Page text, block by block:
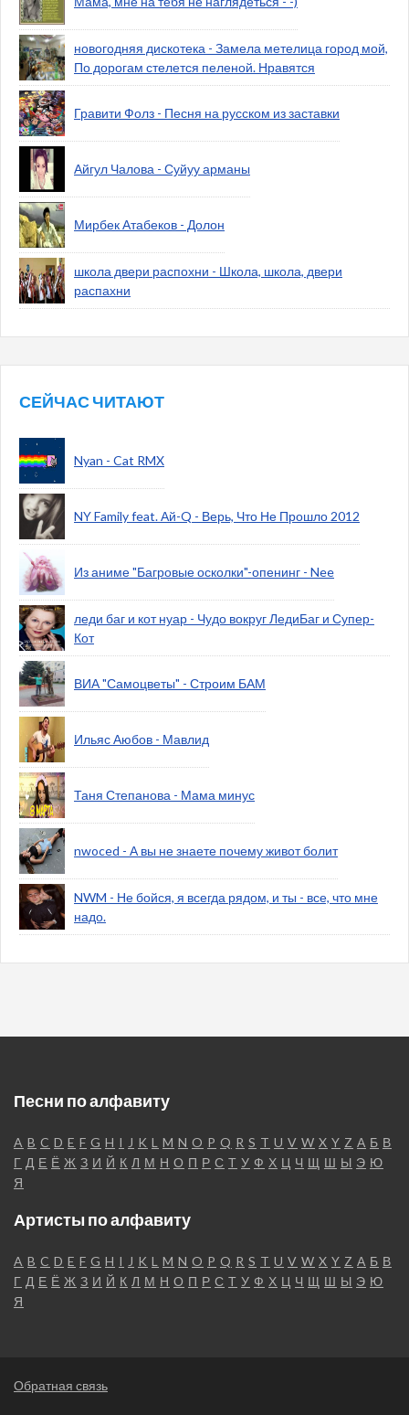
новогодняя дискотека - Замела метелица город мой,
По дорогам стелется пеленой. Нравятся
Гравити Фолз - Песня на русском из заставки
Айгул Чалова - Суйуу арманы
Мирбек Атабеков - Долон
школа двери распохни - Школа, школа, двери
распахни
СЕЙЧАС ЧИТАЮТ
Nyan - Cat RMX
NY Family feat. Ай-Q - Верь, Что Не Прошло 2012
Из аниме "Багровые осколки"-опенинг - Nee
леди баг и кот нуар - Чудо вокруг ЛедиБаг и Супер-
Кот
ВИА "Самоцветы" - Строим БАМ
Ильяс Аюбов - Мавлид
Таня Степанова - Мама минус
nwoced - А вы не знаете почему живот болит
NWM - Не бойся, я всегда рядом, и ты - все, что мне
надо.
Песни по алфавиту
A B C D E F G H I J K L M N O P Q R S T U V W X Y Z А Б В
Г Д Е Ё Ж З И Й К Л М Н О П Р С Т У Ф Х Ц Ч Щ Ш Ы Э Ю
Я
Артисты по алфавиту
A B C D E F G H I J K L M N O P Q R S T U V W X Y Z А Б В
Г Д Е Ё Ж З И Й К Л М Н О П Р С Т У Ф Х Ц Ч Щ Ш Ы Э Ю
Я
Обратная связь